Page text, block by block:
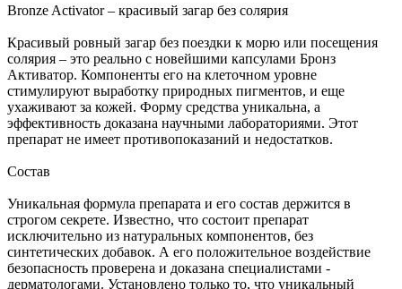
Bronze Activator – красивый загар без солярия
Красивый ровный загар без поездки к морю или посещения
солярия – это реально с новейшими капсулами Бронз
Активатор. Компоненты его на клеточном уровне
стимулируют выработку природных пигментов, и еще
ухаживают за кожей. Форму средства уникальна, а
эффективность доказана научными лабораториями. Этот
препарат не имеет противопоказаний и недостатков.
Состав
Уникальная формула препарата и его состав держится в
строгом секрете. Известно, что состоит препарат
исключительно из натуральных компонентов, без
синтетических добавок. А его положительное воздействие
безопасность проверена и доказана специалистами -
дерматологами. Установлено только то, что уникальный